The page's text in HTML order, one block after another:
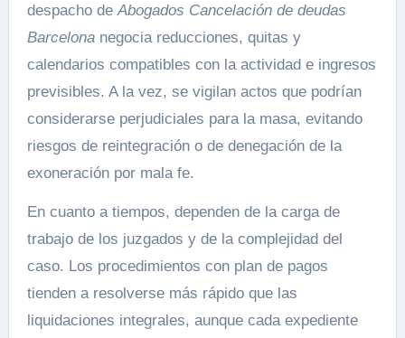
despacho deAbogados Cancelación de deudas
Barcelonanegocia reducciones, quitas y
calendarios compatibles con la actividad e ingresos
previsibles. A la vez, se vigilan actos que podrían
considerarse perjudiciales para la masa, evitando
riesgos de reintegración o de denegación de la
exoneración por mala fe.
En cuanto a tiempos, dependen de la carga de
trabajo de los juzgados y de la complejidad del
caso. Los procedimientos con plan de pagos
tienden a resolverse más rápido que las
liquidaciones integrales, aunque cada expediente